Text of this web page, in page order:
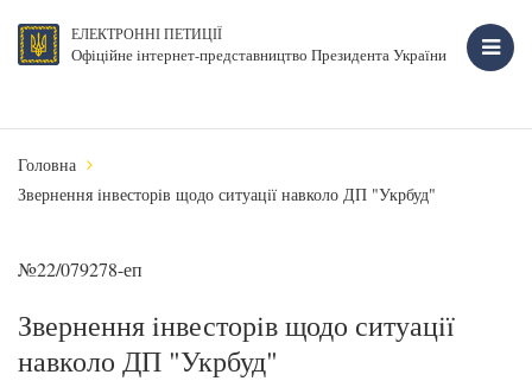
ЕЛЕКТРОННІ ПЕТИЦІЇ
Офіційне інтернет-представництво Президента України
Головна
Звернення iнвесторiв щодо ситуацiï навколо ДП "Укрбуд"
№22/079278-еп
Звернення iнвесторiв щодо ситуацiï
навколо ДП "Укрбуд"